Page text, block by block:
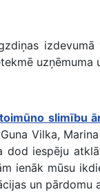
izdevumā
slimību
Vilka,
iespēju
ienāk mūsu
un